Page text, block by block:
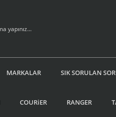
MARKALAR SIK SORULAN
COURiER RANGER